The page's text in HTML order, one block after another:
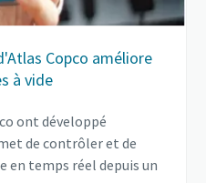
Copco améliore
à vide
ont développé
de contrôler et de
en temps réel depuis un